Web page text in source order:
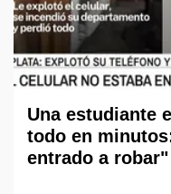
Una estudiante
todo en
entrado a robar"